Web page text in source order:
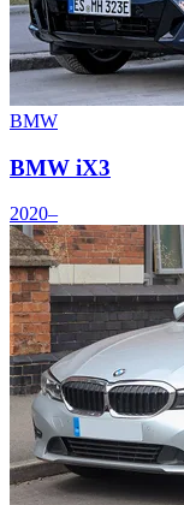
BMW
BMW iX3
2020–